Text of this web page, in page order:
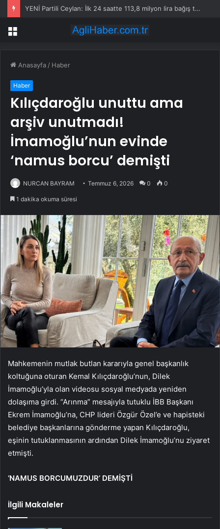
YENİ Partili Ceylan: İlk 24 saatte 113,8 milyon lira bağış toplandı
Menü
Anasayfa / Haber
Haber
Kılıçdaroğlu unuttu ama
arşiv unutmadı!
İmamoğlu’nun evinde
‘namus borcu’ demişti
NURCAN BAYRAM Temmuz 6, 2026 0 0
1 dakika okuma süresi
Mahkemenin mutlak butlan kararıyla genel başkanlık
koltuğuna oturan Kemal Kılıçdaroğlu’nun, Dilek
İmamoğlu’yla olan videosu sosyal medyada yeniden
dolaşıma girdi. “Arınma” mesajıyla tutuklu İBB Başkanı
Ekrem İmamoğlu’na, CHP lideri Özgür Özel’e ve hapisteki
belediye başkanlarına gönderme yapan Kılıçdaroğlu,
eşinin tutuklanmasının ardından Dilek İmamoğlu’nu ziyaret
etmişti.
‘NAMUS BORCUMUZDUR’ DEMİŞTİ
İlgili Makaleler